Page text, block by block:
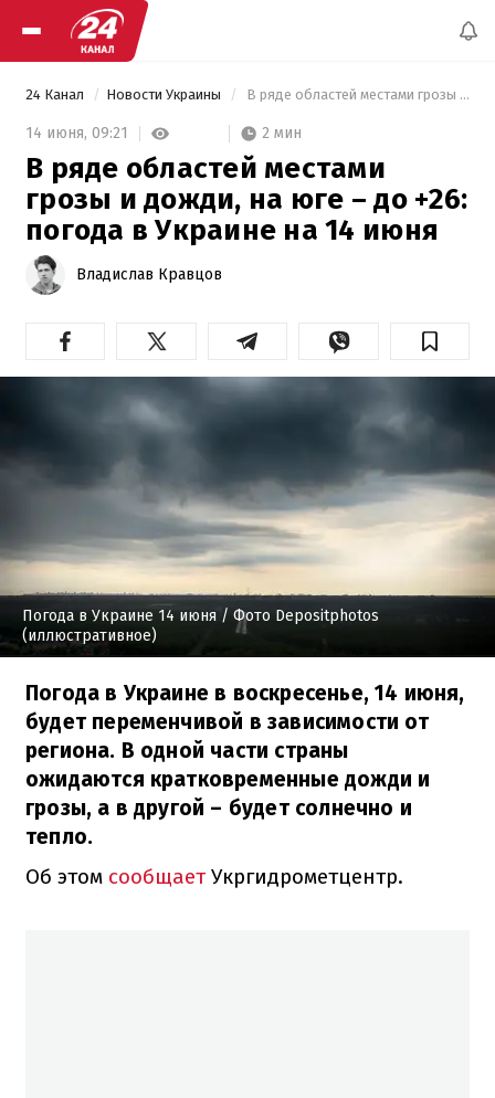
24 Канал Новости Украины В ряде областей местами грозы и дожди, на юге – до +26: погода в Украине на 14 июня
14 июня, 09:21 2 мин
В ряде областей местами
грозы и дожди, на юге – до +26:
погода в Украине на 14 июня
Владислав Кравцов
Погода в Украине 14 июня/ Фото Depositphotos
(иллюстративное)
Погода в Украине в воскресенье, 14 июня,
будет переменчивой в зависимости от
региона. В одной части страны
ожидаются кратковременные дожди и
грозы, а в другой – будет солнечно и
тепло.
Об этом сообщаетУкргидрометцентр.